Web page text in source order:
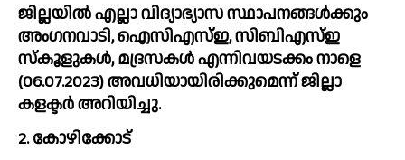
ജില്ലയിൽ എല്ലാ വിദ്യാഭ്യാസ സ്ഥാപനങ്ങൾക്കും
അംഗനവാടി, ഐസിഎസ്ഇ, സിബിഎസ്ഇ
സ്കൂളുകള്‍, മദ്രസകള്‍ എന്നിവയടക്കം നാളെ
(06.07.2023) അവധിയായിരിക്കുമെന്ന് ജില്ലാ
കളക്ടർ അറിയിച്ചു.
2. കോഴിക്കോട്